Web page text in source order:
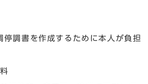
停調書を作成するために本人が負担